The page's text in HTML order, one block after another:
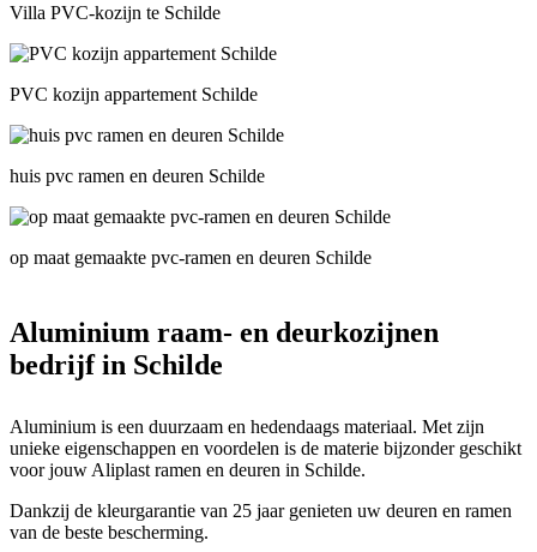
Villa PVC-kozijn te Schilde
PVC kozijn appartement Schilde
huis pvc ramen en deuren Schilde
op maat gemaakte pvc-ramen en deuren Schilde
Aluminium raam- en deurkozijnen
bedrijf in Schilde
Aluminium is een duurzaam en hedendaags materiaal. Met zijn
unieke eigenschappen en voordelen is de materie bijzonder geschikt
voor jouw Aliplast ramen en deuren in Schilde.
Dankzij de kleurgarantie van 25 jaar genieten uw deuren en ramen
van de beste bescherming.